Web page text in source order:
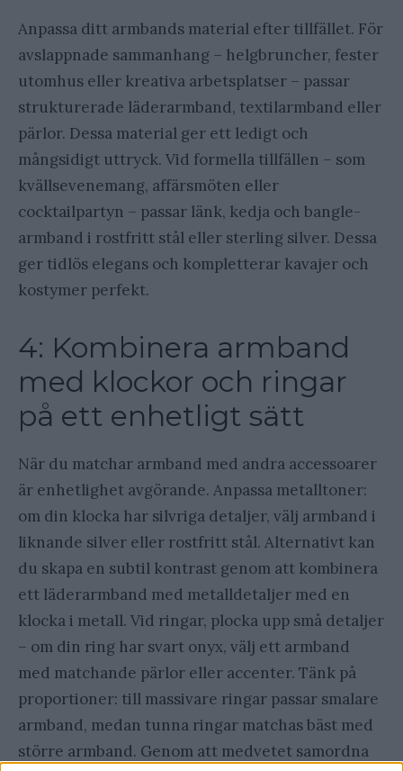
Anpassa ditt armbands material efter tillfället. För
avslappnade sammanhang – helgbruncher, fester
utomhus eller kreativa arbetsplatser – passar
strukturerade läderarmband, textilarmband eller
pärlor. Dessa material ger ett ledigt och
mångsidigt uttryck. Vid formella tillfällen – som
kvällsevenemang, affärsmöten eller
cocktailpartyn – passar länk, kedja och bangle-
armband i rostfritt stål eller sterling silver. Dessa
ger tidlös elegans och kompletterar kavajer och
kostymer perfekt.
4: Kombinera armband
med klockor och ringar
på ett enhetligt sätt
När du matchar armband med andra accessoarer
är enhetlighet avgörande. Anpassa metalltoner:
om din klocka har silvriga detaljer, välj armband i
liknande silver eller rostfritt stål. Alternativt kan
du skapa en subtil kontrast genom att kombinera
ett läderarmband med metalldetaljer med en
klocka i metall. Vid ringar, plocka upp små detaljer
– om din ring har svart onyx, välj ett armband
med matchande pärlor eller accenter. Tänk på
proportioner: till massivare ringar passar smalare
armband, medan tunna ringar matchas bäst med
större armband. Genom att medvetet samordna